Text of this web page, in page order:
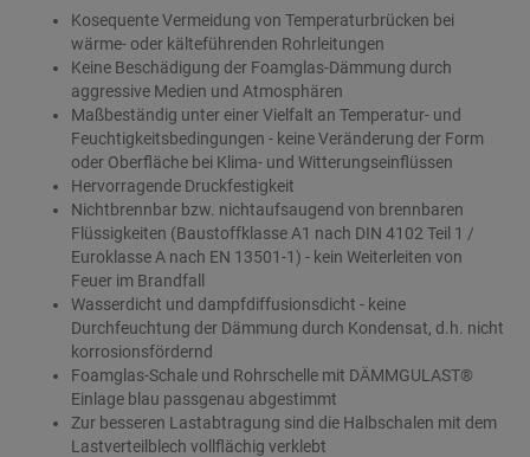
Kosequente Vermeidung von Temperaturbrücken bei
wärme- oder kälteführenden Rohrleitungen
Keine Beschädigung der Foamglas-Dämmung durch
aggressive Medien und Atmosphären
Maßbeständig unter einer Vielfalt an Temperatur- und
Feuchtigkeitsbedingungen - keine Veränderung der Form
oder Oberfläche bei Klima- und Witterungseinflüssen
Hervorragende Druckfestigkeit
Nichtbrennbar bzw. nichtaufsaugend von brennbaren
Flüssigkeiten (Baustoffklasse A1 nach DIN 4102 Teil 1 /
Euroklasse A nach EN 13501-1) - kein Weiterleiten von
Feuer im Brandfall
Wasserdicht und dampfdiffusionsdicht - keine
Durchfeuchtung der Dämmung durch Kondensat, d.h. nicht
korrosionsfördernd
Foamglas-Schale und Rohrschelle mit DÄMMGULAST®
Einlage blau passgenau abgestimmt
Zur besseren Lastabtragung sind die Halbschalen mit dem
Lastverteilblech vollflächig verklebt